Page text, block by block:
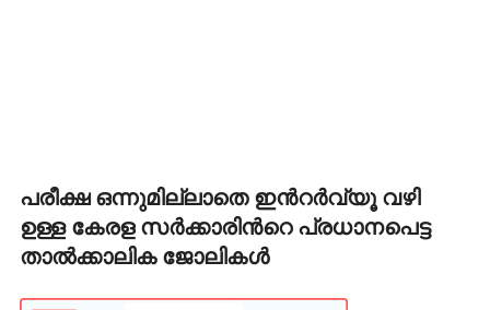
പരീക്ഷ ഒന്നുമില്ലാതെ ഇൻറർവ്യൂ വഴി
ഉള്ള കേരള സർക്കാരിൻറെ പ്രധാനപെട്ട
താൽക്കാലിക ജോലികൾ